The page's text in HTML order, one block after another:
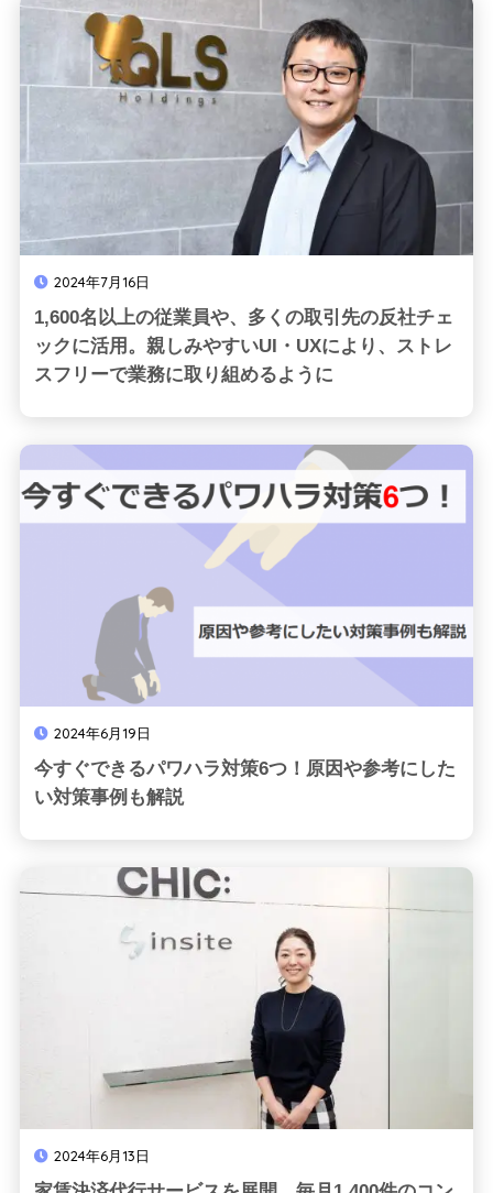
2024年7月16日
1,600名以上の従業員や、多くの取引先の反社チェ
ックに活用。親しみやすいUI・UXにより、ストレ
スフリーで業務に取り組めるように
2024年6月19日
今すぐできるパワハラ対策6つ！原因や参考にした
い対策事例も解説
2024年6月13日